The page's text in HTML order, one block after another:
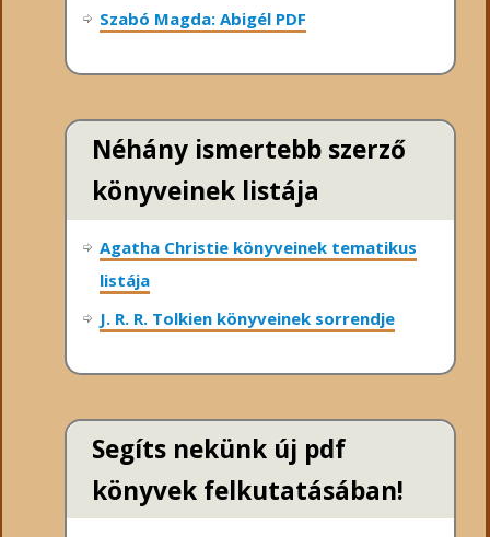
Szabó Magda: Abigél PDF
Néhány ismertebb szerző
könyveinek listája
Agatha Christie könyveinek tematikus
listája
J. R. R. Tolkien könyveinek sorrendje
Segíts nekünk új pdf
könyvek felkutatásában!